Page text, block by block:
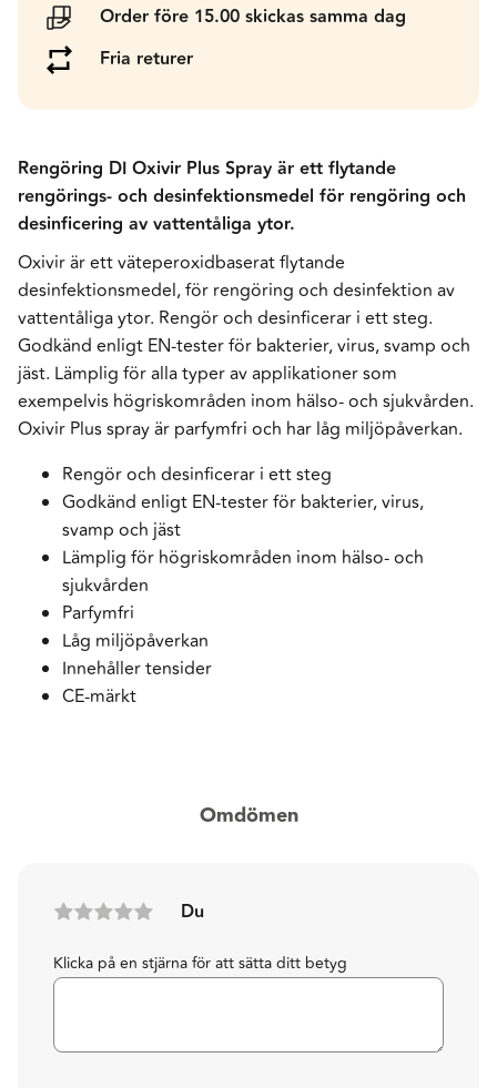
Order före 15.00 skickas samma dag
Fria returer
Rengöring DI Oxivir Plus Spray är ett flytande
rengörings- och desinfektionsmedel för rengöring och
desinficering av vattentåliga ytor.
Oxivir är ett väteperoxidbaserat flytande
desinfektionsmedel, för rengöring och desinfektion av
vattentåliga ytor. Rengör och desinficerar i ett steg.
Godkänd enligt EN-tester för bakterier, virus, svamp och
jäst. Lämplig för alla typer av applikationer som
exempelvis högriskområden inom hälso- och sjukvården.
Oxivir Plus spray är parfymfri och har låg miljöpåverkan.
Rengör och desinficerar i ett steg
Godkänd enligt EN-tester för bakterier, virus,
svamp och jäst
Lämplig för högriskområden inom hälso- och
sjukvården
Parfymfri
Låg miljöpåverkan
Innehåller tensider
CE-märkt
Omdömen
Du
Klicka på en stjärna för att sätta ditt betyg